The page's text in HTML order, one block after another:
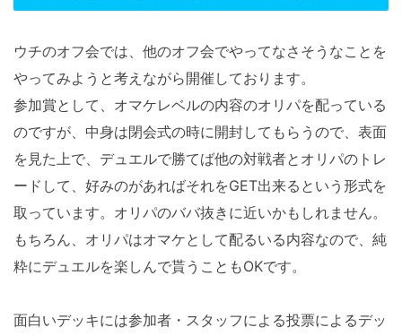
ウチのオフ会では、他のオフ会でやってなさそうなことを
やってみようと考えながら開催しております。
参加賞として、オマケレベルの内容のオリパを配っている
のですが、中身は閉会式の時に開封してもらうので、表面
を見た上で、デュエルで勝てば他の対戦者とオリパのトレ
ードして、好みのがあればそれをGET出来るという形式を
取っています。オリパのババ抜きに近いかもしれません。
もちろん、オリパはオマケとして配るいる内容なので、純
粋にデュエルを楽しんで貰うこともOKです。
面白いデッキには参加者・スタッフによる投票によるデッ